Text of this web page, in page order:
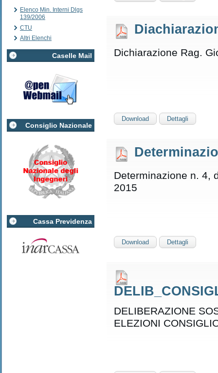
Elenco Min. Interni Dlgs
139/2006
CTU
Altri Elenchi
Caselle Mail
Consiglio Nazionale
Cassa Previdenza
Dichiarazione Rag.
Download Dettagli
Determinazione n. 4,
2015
Download Dettagli
DELIBERAZIONE
ELEZIONI